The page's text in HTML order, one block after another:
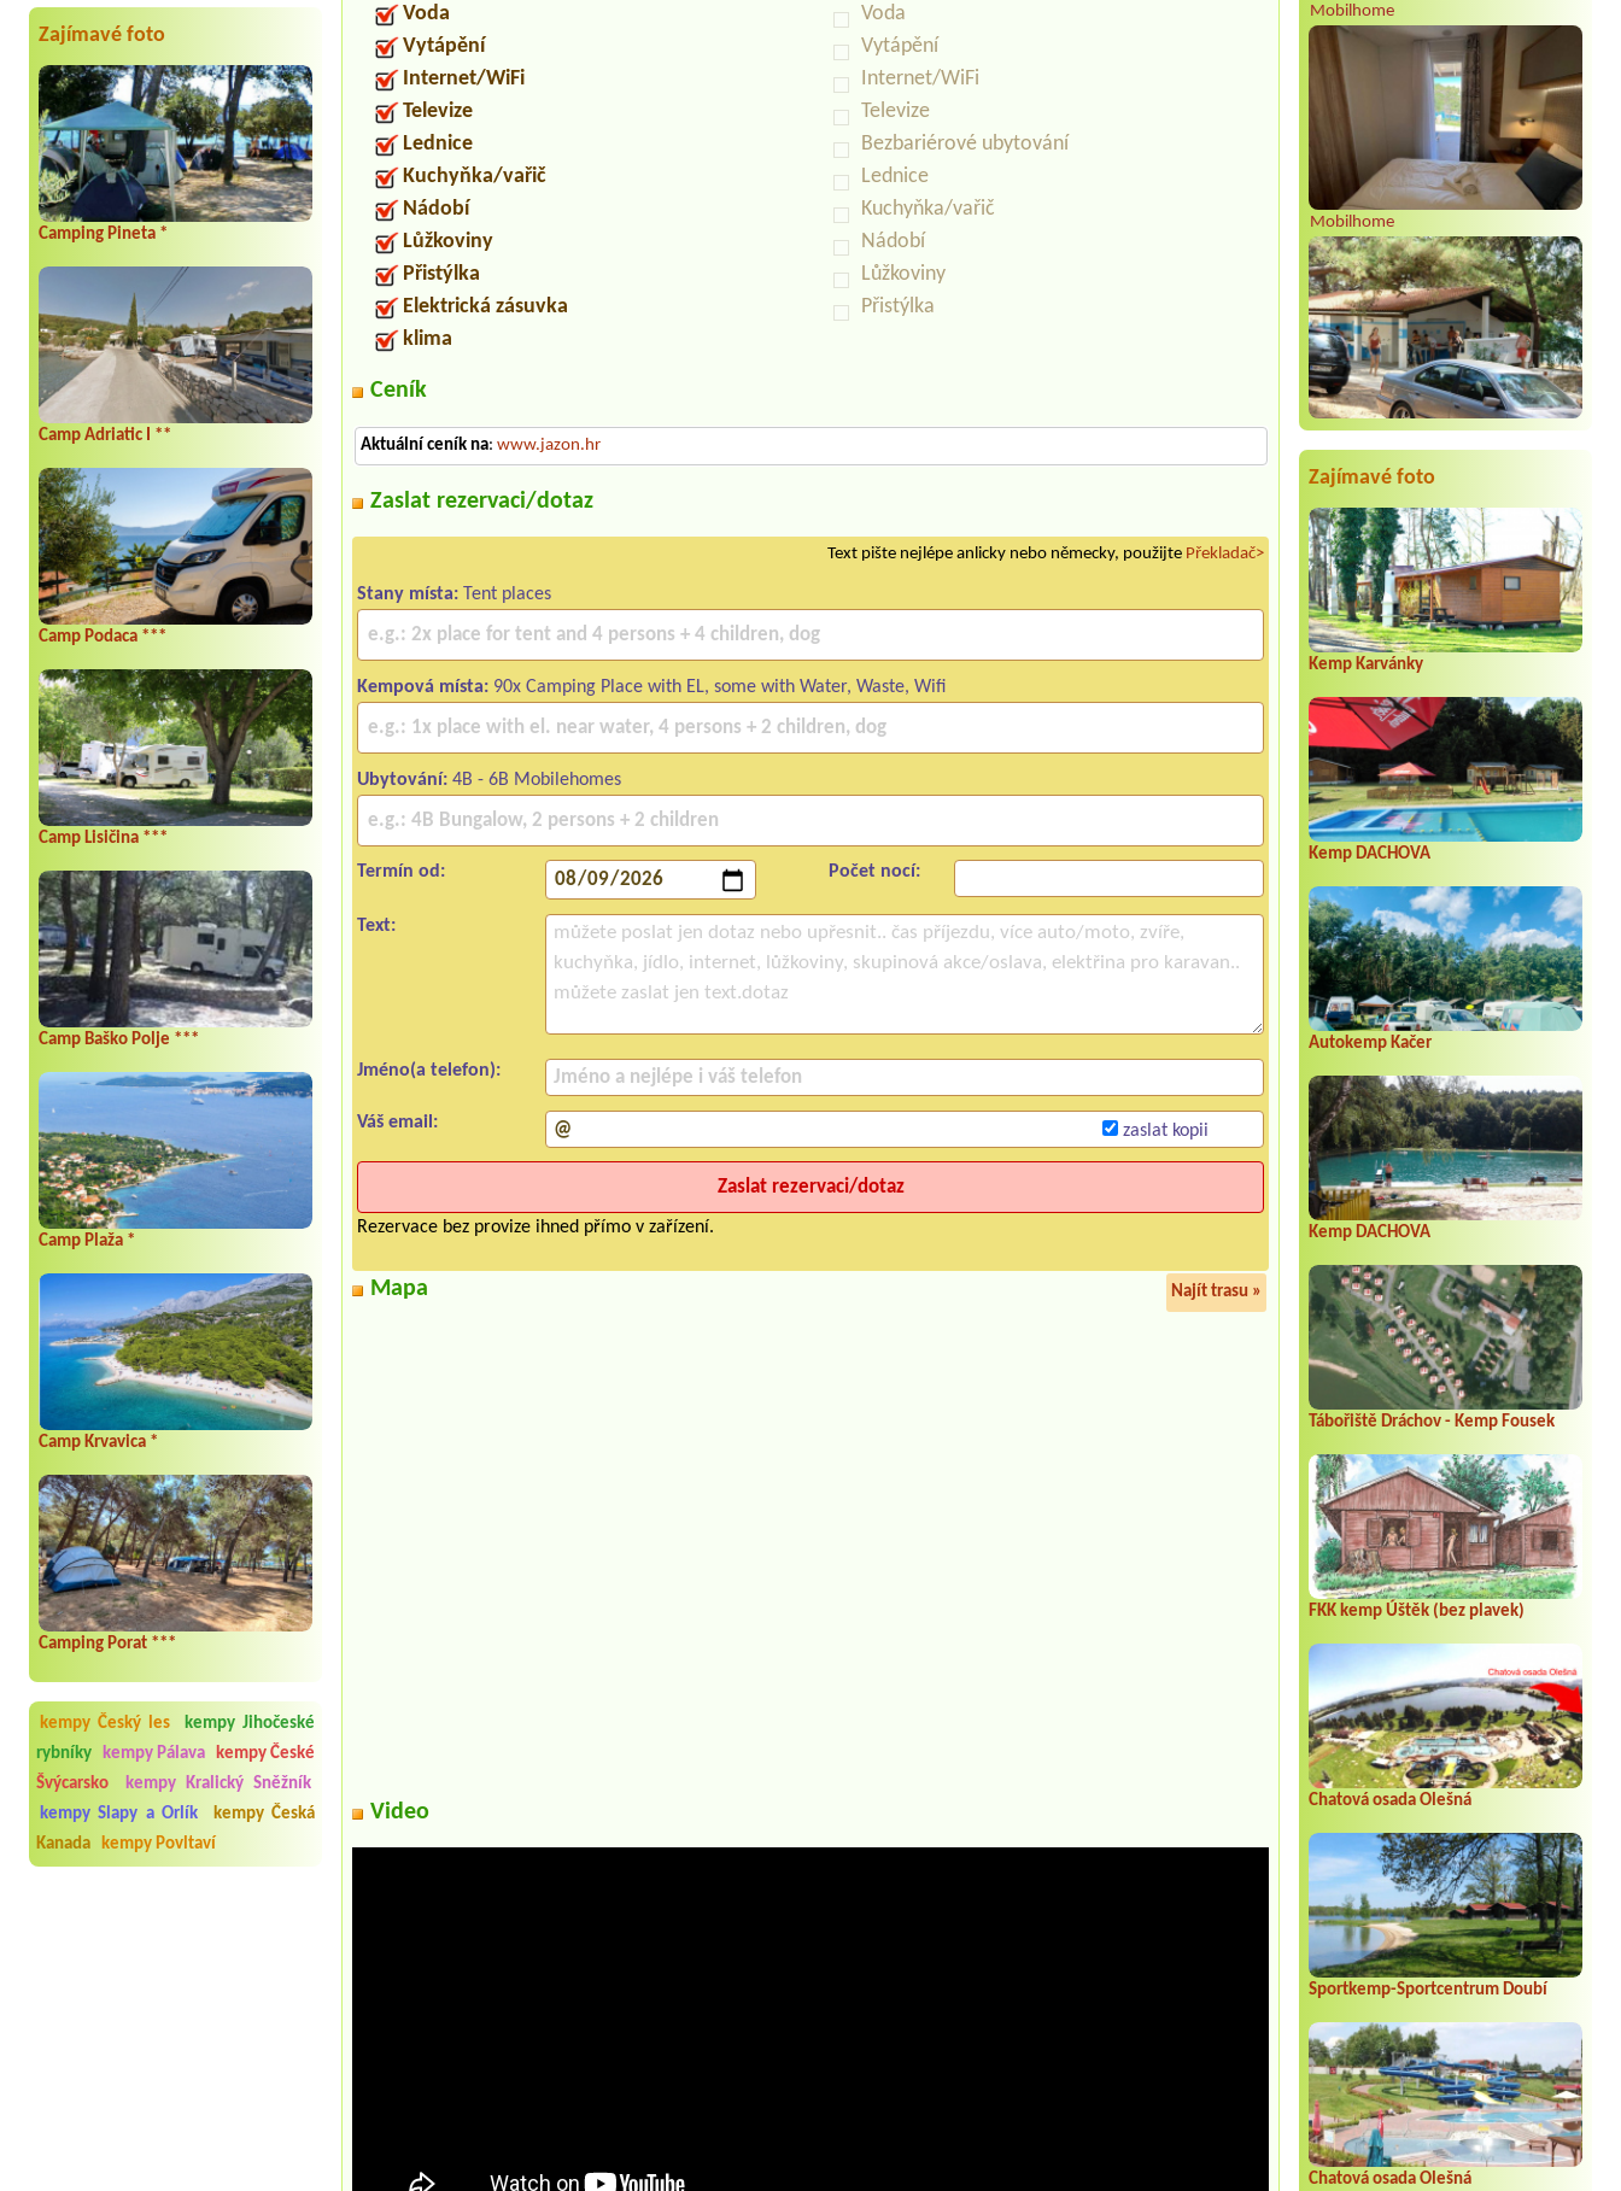
Zajímavé foto
Camping Pineta *
Camp Adriatic I **
Camp Podaca ***
Camp Lisičina ***
Camp Baško Polje ***
Camp Plaža *
Camp Krvavica *
Camping Porat ***
kempy Český les
kempy Jihočeské
rybníky
kempy Pálava
kempy České
Švýcarsko
kempy Kralický Sněžník
kempy Slapy a Orlík
kempy Česká
Kanada kempy Povltaví
Mobilhome
Mobilhome
Zajímavé foto
Kemp Karvánky
Kemp DACHOVA
Autokemp Kačer
Kemp DACHOVA
Tábořiště Dráchov - Kemp Fousek
FKK kemp Úštěk (bez plavek)
Chatová osada Olešná
Sportkemp-Sportcentrum Doubí
Chatová osada Olešná
Voda
Vytápění
Internet/WiFi
Televize
Lednice
Kuchyňka/vařič
Nádobí
Lůžkoviny
Přistýlka
Elektrická zásuvka
klima
Voda
Vytápění
Internet/WiFi
Televize
Bezbariérové ubytování
Lednice
Kuchyňka/vařič
Nádobí
Lůžkoviny
Přistýlka
Ceník
Aktuální ceník na: www.jazon.hr
Zaslat rezervaci/dotaz
Text pište nejlépe anlicky nebo německy, použijte Překladač>
Stany místa: Tent places
Kempová místa: 90x Camping Place with EL, some with Water, Waste, Wifi
Ubytování: 4B - 6B Mobilehomes
Termín od: Počet nocí:
Text:
Jméno(a telefon):
Váš email: zaslat kopii
Rezervace bez provize ihned přímo v zařízení.
Mapa Najít trasu »
Video